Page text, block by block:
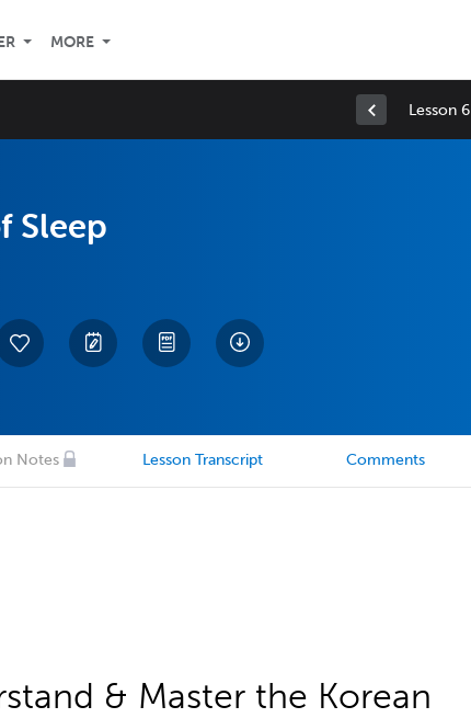
MORE
Lesson 6
Sleep
Notes Lesson Transcript Comments
& Master the Korean